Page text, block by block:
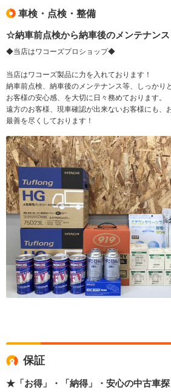
車検・点検・整備
☆納車前点検から納車後のメンテナン
◆当店はワコーズプロショップ◆
当店はワコーズ製品に力を入れております！
納車前点検、納車後のメンテナンス等、しっかり
お客様の安心感、を大切に日々務めております。
遠方のお客様、現車確認が出来ないお客様にも、
最善を尽くしております！
保証
★「お得」・「納得」・安心の中古車